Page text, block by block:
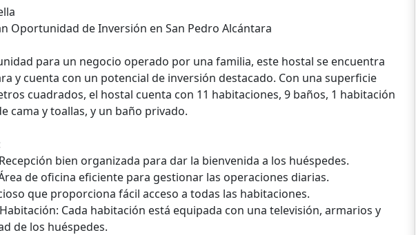
Oportunidad de Inversión en San Pedro Alcántara
para un negocio operado por una familia, este hostal se encuentra
y cuenta con un potencial de inversión destacado. Con una superficie
cuadrados, el hostal cuenta con 11 habitaciones, 9 baños, 1 habitación
cama y toallas, y un baño privado.
bien organizada para dar la bienvenida a los huéspedes.
de oficina eficiente para gestionar las operaciones diarias.
que proporciona fácil acceso a todas las habitaciones.
Cada habitación está equipada con una televisión, armarios y
de los huéspedes.